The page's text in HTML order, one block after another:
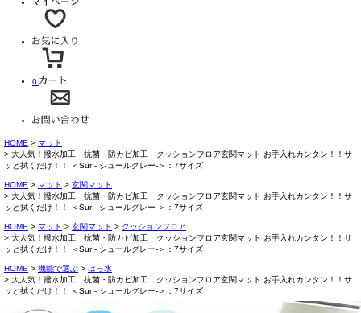
0
HOME
マット
大人気！撥水加工 抗菌・防カビ加工 クッションフロア玄関マット お手入れカンタン！！サ
ッと拭くだけ！！ ＜Sur - シュールグレー-＞：7サイズ
HOME マット
玄関マット
大人気！撥水加工 抗菌・防カビ加工 クッションフロア玄関マット お手入れカンタン！！サ
ッと拭くだけ！！ ＜Sur - シュールグレー-＞：7サイズ
HOME マット 玄関マット
クッションフロア
大人気！撥水加工 抗菌・防カビ加工 クッションフロア玄関マット お手入れカンタン！！サ
ッと拭くだけ！！ ＜Sur - シュールグレー-＞：7サイズ
HOME 機能で選ぶ
はっ水
大人気！撥水加工 抗菌・防カビ加工 クッションフロア玄関マット お手入れカンタン！！サ
ッと拭くだけ！！ ＜Sur - シュールグレー-＞：7サイズ